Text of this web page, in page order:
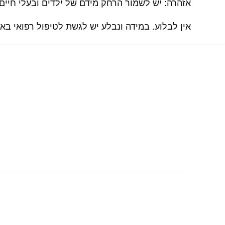
אזהרה: יש לשמור הרחק מידם של ילדים ובעלי
אין לבלוע. במידה ונבלע יש לגשת לטיפול רפואי